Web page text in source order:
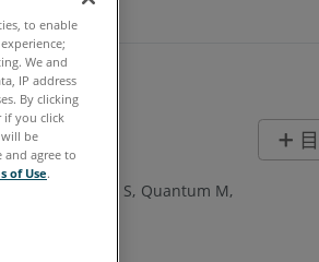
Quantum S Quantum M
to enable
We and
IP address
By clicking
if you click
be
and agree to
of Use.